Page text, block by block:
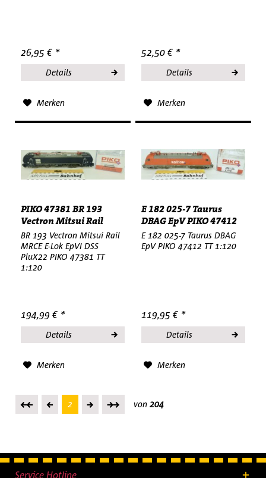
26,95 € *
Details
Merken
52,50 € *
Details
Merken
PIKO 47381 BR 193
Vectron Mitsui Rail
MRCE...
BR 193 Vectron Mitsui Rail
MRCE E-Lok EpVI DSS
PluX22 PIKO 47381 TT
1:120
194,99 € *
Details
Merken
E 182 025-7 Taurus
DBAG EpV PIKO 47412
TT 1:120...
E 182 025-7 Taurus DBAG
EpV PIKO 47412 TT 1:120
119,95 € *
Details
Merken
2 von 204
Service Hotline